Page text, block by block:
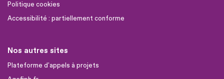
Politique cookies
Accessibilité : partiellement conforme
Nos autres sites
Plateforme d'appels à projets